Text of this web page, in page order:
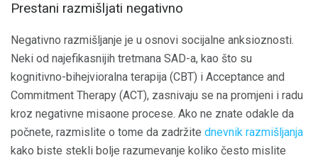
Prestani razmišljati negativno
Negativno razmišljanje je u osnovi socijalne anksioznosti.
Neki od najefikasnijih tretmana SAD-a, kao što su
kognitivno-bihejvioralna terapija (CBT) i Acceptance and
Commitment Therapy (ACT), zasnivaju se na promjeni i radu
kroz negativne misaone procese. Ako ne znate odakle da
počnete, razmislite o tome da zadržite dnevnik razmišljanja
kako biste stekli bolje razumevanje koliko često mislite